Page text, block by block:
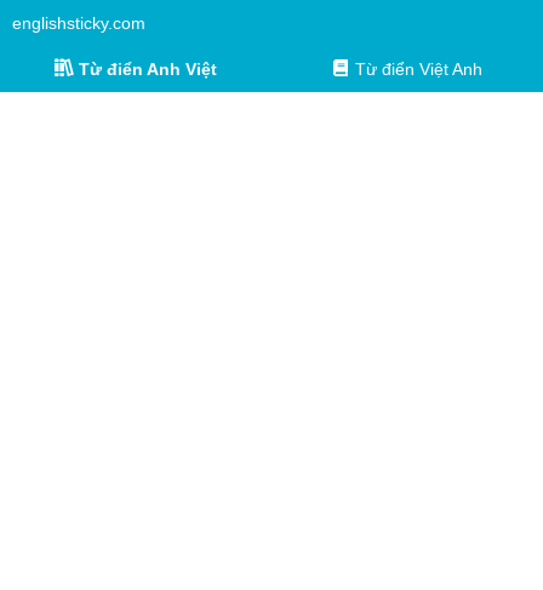
englishsticky.com
Từ điển Anh Việt Từ điển Việt Anh